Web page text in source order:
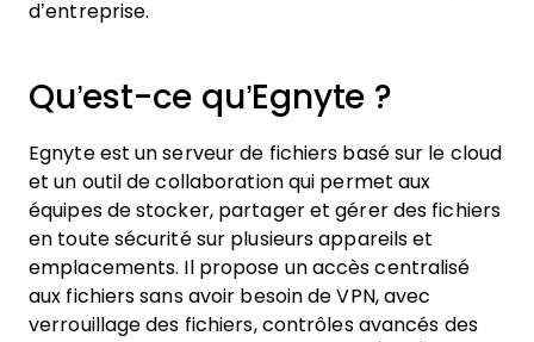
d’entreprise.
Qu’est-ce qu’Egnyte ?
Egnyte est un serveur de fichiers basé sur le cloud
et un outil de collaboration qui permet aux
équipes de stocker, partager et gérer des fichiers
en toute sécurité sur plusieurs appareils et
emplacements. Il propose un accès centralisé
aux fichiers sans avoir besoin de VPN, avec
verrouillage des fichiers, contrôles avancés des